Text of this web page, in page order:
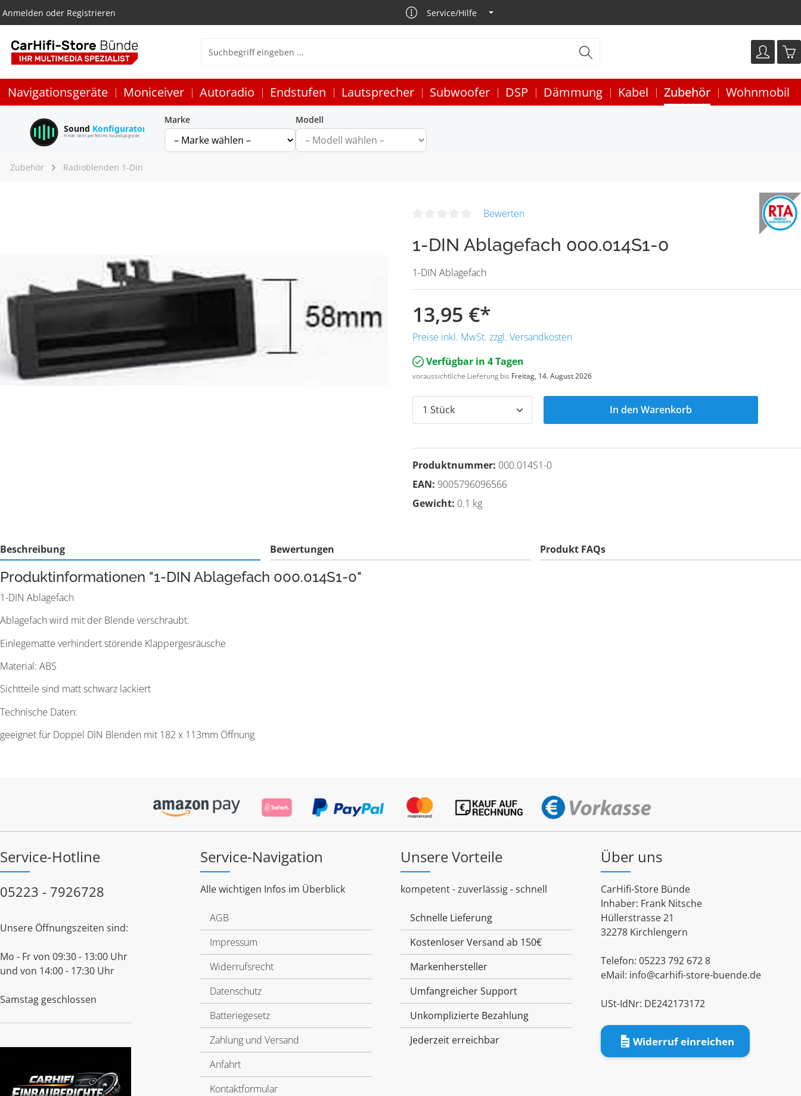
Anmelden oder Registrieren Service/Hilfe
Navigationsgeräte Moniceiver Autoradio Endstufen Lautsprecher Subwoofer DSP Dämmung Kabel Zubehör Wohnmobil
Sound Konfigurator
Finde dein perfektes Soundupgrade
Marke Modell
Zubehör Radioblenden 1-Din
Bewerten
1-DIN Ablagefach 000.014S1-0
1-DIN Ablagefach
13,95 €*
Preise inkl. MwSt. zzgl. Versandkosten
Verfügbar in 4 Tagen
voraussichtliche Lieferung bis Freitag, 14. August 2026
In den Warenkorb
Produktnummer: 000.014S1-0
EAN: 9005796096566
Gewicht: 0.1 kg
Beschreibung Bewertungen Produkt FAQs
Produktinformationen "1-DIN Ablagefach 000.014S1-0"
1-DIN Ablagefach
Ablagefach wird mit der Blende verschraubt.
Einlegematte verhindert störende Klappergesräusche
Material: ABS
Sichtteile sind matt schwarz lackiert
Technische Daten:
geeignet für Doppel DIN Blenden mit 182 x 113mm Öffnung
Service-Hotline
05223 - 7926728
Unsere Öffnungszeiten sind:
Mo - Fr von 09:30 - 13:00 Uhr
und von 14:00 - 17:30 Uhr
Samstag geschlossen
Service-Navigation
Alle wichtigen Infos im Überblick
AGB
Impressum
Widerrufsrecht
Datenschutz
Batteriegesetz
Zahlung und Versand
Anfahrt
Kontaktformular
Unsere Vorteile
kompetent - zuverlässig - schnell
Schnelle Lieferung
Kostenloser Versand ab 150€
Markenhersteller
Umfangreicher Support
Unkomplizierte Bezahlung
Jederzeit erreichbar
Über uns
CarHifi-Store Bünde
Inhaber: Frank Nitsche
Hüllerstrasse 21
32278 Kirchlengern
Telefon: 05223 792 672 8
eMail: info@carhifi-store-buende.de
USt-IdNr: DE242173172
Widerruf einreichen